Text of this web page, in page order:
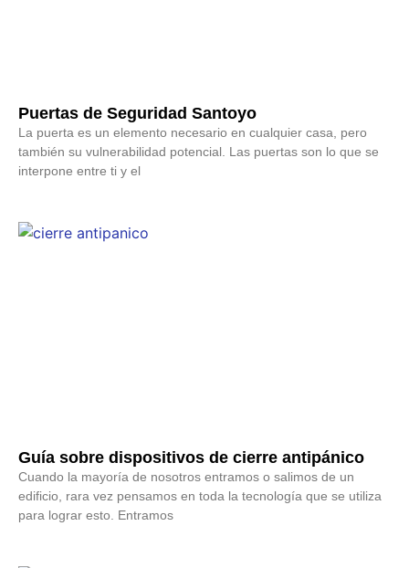
Puertas de Seguridad Santoyo
La puerta es un elemento necesario en cualquier casa, pero
también su vulnerabilidad potencial. Las puertas son lo que se
interpone entre ti y el
Guía sobre dispositivos de cierre antipánico
Cuando la mayoría de nosotros entramos o salimos de un
edificio, rara vez pensamos en toda la tecnología que se utiliza
para lograr esto. Entramos